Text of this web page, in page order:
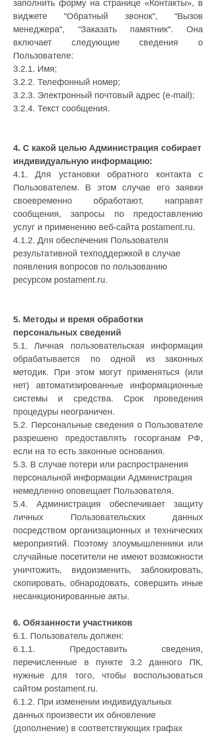
заполнить форму на странице «Контакты», в
виджете "Обратный звонок", "Вызов
менеджера", "Заказать памятник". Она
включает следующие сведения о
Пользователе:
3.2.1. Имя;
3.2.2. Телефонный номер;
3.2.3. Электронный почтовый адрес (e-mail);
3.2.4. Текст сообщения.
4. С какой целью Администрация собирает
индивидуальную информацию:
4.1. Для установки обратного контакта с
Пользователем. В этом случае его заявки
своевременно обработают, направят
сообщения, запросы по предоставлению
услуг и применению веб-сайта postament.ru.
4.1.2. Для обеспечения Пользователя
результативной техподдержкой в случае
появления вопросов по пользованию
ресурсом postament.ru.
5. Методы и время обработки
персональных сведений
5.1. Личная пользовательская информация
обрабатывается по одной из законных
методик. При этом могут применяться (или
нет) автоматизированные информационные
системы и средства. Срок проведения
процедуры неограничен.
5.2. Персональные сведения о Пользователе
разрешено предоставлять госорганам РФ,
если на то есть законные основания.
5.3. В случае потери или распространения
персональной информации Администрация
немедленно оповещает Пользователя.
5.4. Администрация обеспечивает защиту
личных Пользовательских данных
посредством организационных и технических
мероприятий. Поэтому злоумышленники или
случайные посетители не имеют возможности
уничтожить, видоизменить, заблокировать,
скопировать, обнародовать, совершить иные
несанкционированные акты.
6. Обязанности участников
6.1. Пользователь должен:
6.1.1. Предоставить сведения,
перечисленные в пункте 3.2 данного ПК,
нужные для того, чтобы воспользоваться
сайтом postament.ru.
6.1.2. При изменении индивидуальных
данных произвести их обновление
(дополнение) в соответствующих графах